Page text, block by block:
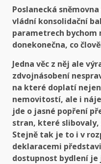
Poslanecká
vládní konsolidační
parametrech
donekonečna, co
Jedna věc z něj ale
zdvojnásobení
na které doplatí
nemovitostí, ale i
jde o jasné popření
stran, které slibovaly,
Stejně tak je to i v
deklaracemi
dostupnost bydlení